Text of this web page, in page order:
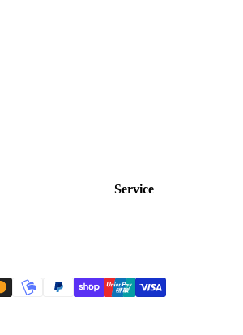
Service